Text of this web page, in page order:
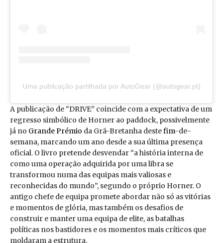
Uma publicação partilhada por AutoGear (@autogear.pt)
A publicação de “DRIVE” coincide com a expectativa de um
regresso simbólico de Horner ao paddock, possivelmente
já no Grande Prémio da Grã-Bretanha destefim-de-
semana, marcando um ano desde a sua última presença
oficial. O livro pretende desvendar “a história interna de
como uma operação adquirida por uma libra se
transformou numa das equipas mais valiosas e
reconhecidas do mundo”, segundo o próprio Horner. O
antigo chefe de equipa promete abordar não só as vitórias
e momentos de glória, mas também os desafios de
construir e manter uma equipa de elite, as batalhas
políticas nos bastidores e os momentos mais críticos que
moldaram a estrutura.